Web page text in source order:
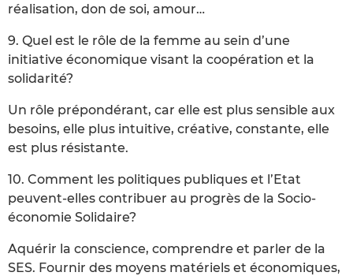
réalisation, don de soi, amour…
9. Quel est le rôle de la femme au sein d’une
initiative économique visant la coopération et la
solidarité?
Un rôle prépondérant, car elle est plus sensible aux
besoins, elle plus intuitive, créative, constante, elle
est plus résistante.
10. Comment les politiques publiques et l’Etat
peuvent-elles contribuer au progrès de la Socio-
économie Solidaire?
Aquérir la conscience, comprendre et parler de la
SES. Fournir des moyens matériels et économiques,